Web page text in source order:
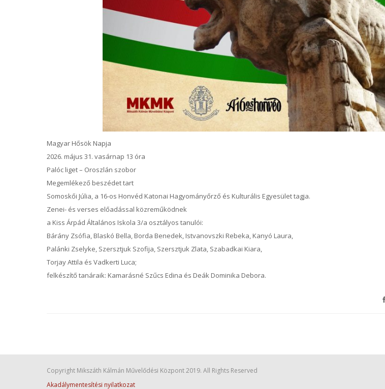
Magyar Hősök Napja
2026. május 31. vasárnap 13 óra
Palóc liget – Oroszlán szobor
Megemlékező beszédet tart
Somoskői Júlia, a 16-os Honvéd Katonai Hagyományőrző és Kulturális Egyesület tagja.
Zenei- és verses előadással közreműködnek
a Kiss Árpád Általános Iskola 3/a osztályos tanulói:
Bárány Zsófia, Blaskó Bella, Borda Benedek, Istvanovszki Rebeka, Kanyó Laura,
Palánki Zselyke, Szersztjuk Szofija, Szersztjuk Zlata, Szabadkai Kiara,
Torjay Attila és Vadkerti Luca;
felkészítő tanáraik: Kamarásné Szűcs Edina és Deák Dominika Debora.
Copyright Mikszáth Kálmán Művelődési Központ 2019. All Rights Reserved
Akadálymentesítési nyilatkozat